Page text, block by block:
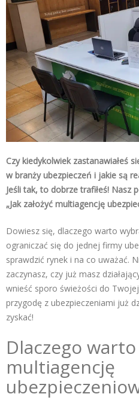
Czy kiedykolwiek zastanawiałeś
w branży ubezpieczeń i jakie są
Jeśli tak, to dobrze trafiłeś! Nasz
„Jak założyć multiagencję
Dowiesz się, dlaczego warto
ograniczać się do jednej firmy
sprawdzić rynek i na co uważać.
zaczynasz, czy już masz
wnieść sporo świeżości do
przygodę z ubezpieczeniami już
zyskać!
Dlaczego warto
multiagencję